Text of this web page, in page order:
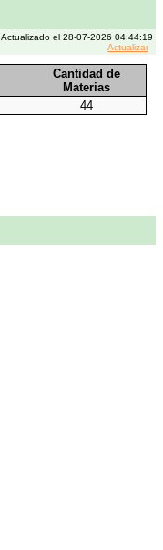
Actualizado el 28-07-2026 04:44:19
Actualizar
Cantidad de
Materias
44